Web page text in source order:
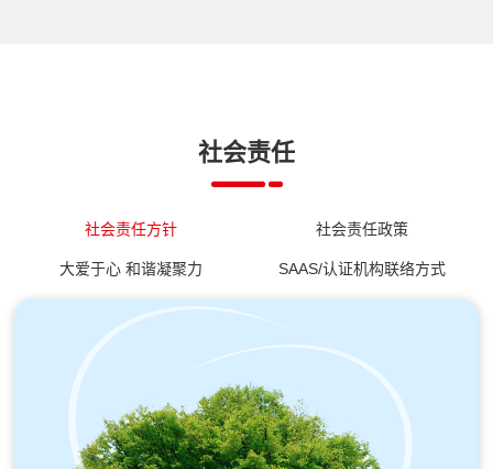
成为百度智能云大模型服务创新伙
入选2023-2024人工智能感知层创
入选2024中国最具创新力AI产品/解
入选2024一线、新一线城市数字经
入选2024人工智能科创小巨人50强
7月
荣获金i奖“2024大模型技术创新奖”
7月
社会责任
社会责任方针 社会责任政策
大爱于心 和谐凝聚力 SAAS/认证机构联络方式